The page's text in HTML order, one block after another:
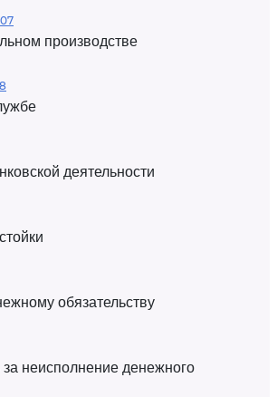
производстве
деятельности
обязательству
за неисполнение денежного